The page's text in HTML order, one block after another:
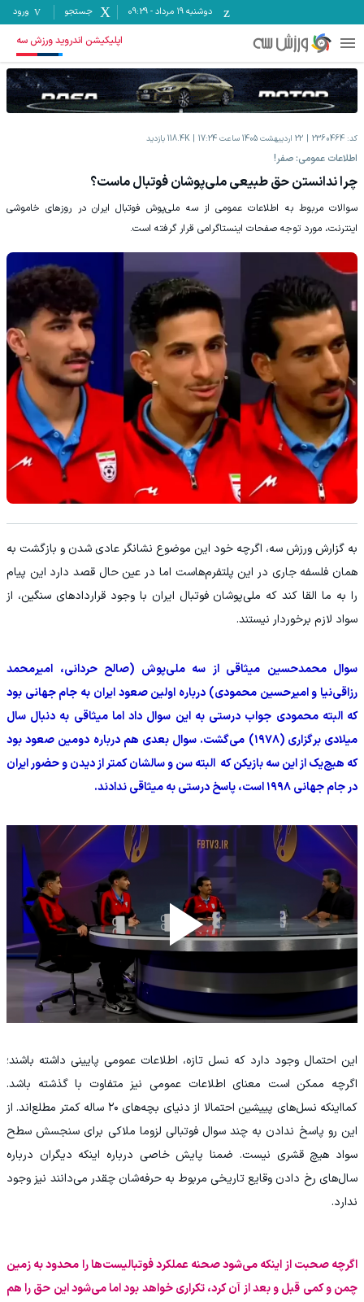
دوشنبه ۱۹ مرداد -
09:29 جستجو ورود
اپلیکیشن اندروید ورزش سه
کد: 2360464 22 اردیبهشت 1405 ساعت 17:24 118.4K بازدید
اطلاعات عمومی: صفر!
چرا ندانستن حق طبیعی ملی‌پوشان فوتبال ماست؟
سوالات مربوط به اطلاعات عمومی از سه ملی‌پوش فوتبال ایران در روزهای خاموشی
اینترنت، مورد توجه صفحات اینستاگرامی قرار گرفته است.
به گزارش ورزش سه، اگرچه خود این موضوع نشانگر عادی شدن و بازگشت به
همان فلسفه جاری در این پلتفرم‌هاست اما در عین حال قصد دارد این پیام
را به ما القا کند که ملی‌پوشان فوتبال ایران با وجود قراردادهای سنگین، از
سواد لازم برخوردار نیستند.
سوال محمدحسین میثاقی از سه ملی‌پوش (صالح حردانی،‌ امیرمحمد
رزاقی‌نیا و امیرحسین محمودی) درباره اولین صعود ایران به جام جهانی بود
که البته محمودی جواب درستی به این سوال داد اما میثاقی به دنبال سال
میلادی برگزاری (۱۹۷۸) می‌گشت. سوال بعدی هم درباره دومین صعود بود
که هیچ‌یک از این سه بازیکن که البته سن و سالشان کمتر از دیدن و حضور ایران
در جام جهانی ۱۹۹۸ است، پاسخ درستی به میثاقی ندادند.
این احتمال وجود دارد که نسل تازه، اطلاعات عمومی پایینی داشته باشند؛
اگرچه ممکن است معنای اطلاعات عمومی نیز متفاوت با گذشته باشد.
کمااینکه نسل‌های پییشین احتمالا از دنیای بچه‌های ۲۰ ساله کمتر مطلع‌اند. از
این رو پاسخ ندادن به چند سوال فوتبالی لزوما ملاکی برای سنجسش سطح
سواد هیچ قشری نیست. ضمنا پایش خاصی درباره اینکه دیگران درباره
سال‌های رخ دادن وقایع تاریخی مربوط به حرفه‌شان چقدر می‌دانند نیز وجود
ندارد.
اگرچه صحبت از اینکه می‌شود صحنه عملکرد فوتبالیست‌ها را محدود به زمین
چمن و کمی قبل و بعد از آن کرد، تکراری خواهد بود اما می‌شود این حق را هم